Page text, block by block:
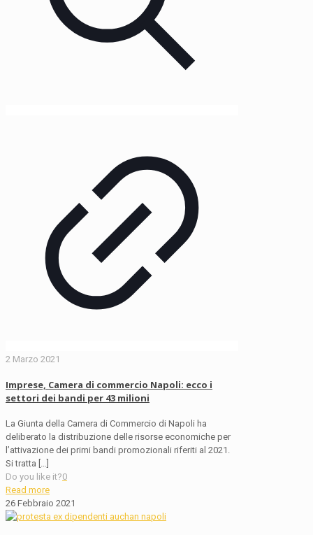
2 Marzo 2021
Imprese, Camera di commercio Napoli: ecco i
settori dei bandi per 43 milioni
La Giunta della Camera di Commercio di Napoli ha
deliberato la distribuzione delle risorse economiche per
l’attivazione dei primi bandi promozionali riferiti al 2021.
Si tratta
Do you like it?0
Read more
26 Febbraio 2021